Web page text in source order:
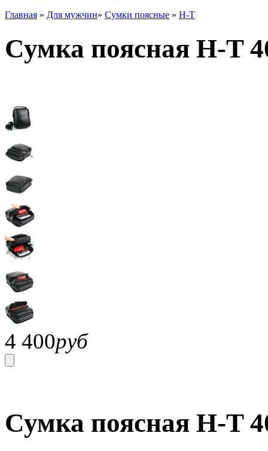
Главная » Для мужчин» Сумки поясные » H-T
Сумка поясная H-T
4 400руб
Сумка поясная H-T